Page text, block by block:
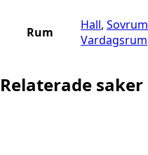
Rum Hall, Sovrum
Vardagsrum
Relaterade saker